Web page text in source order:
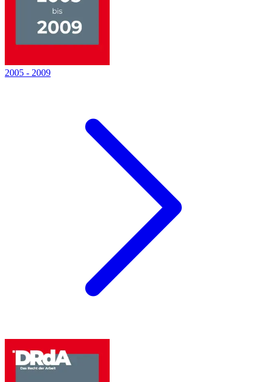
2005 - 2009